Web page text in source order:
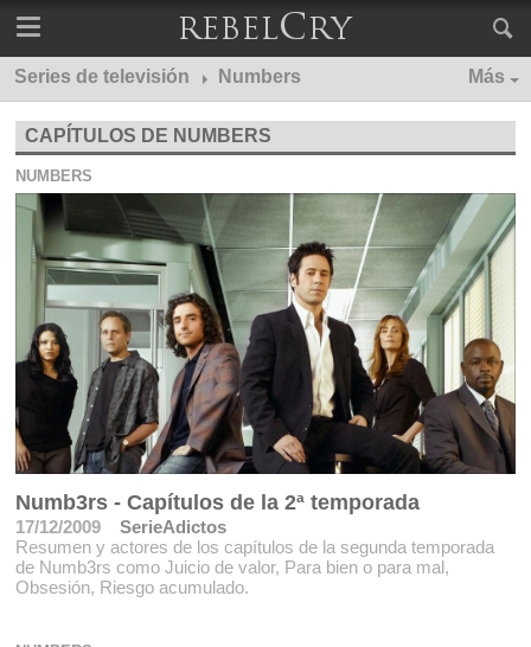
Series de televisión Numbers Más
CAPÍTULOS DE NUMBERS
NUMBERS
Numb3rs - Capítulos de la 2ª temporada
17/12/2009
SerieAdictos
Resumen y actores de los capítulos de la segunda temporada
de Numb3rs como Juicio de valor, Para bien o para mal,
Obsesión, Riesgo acumulado.